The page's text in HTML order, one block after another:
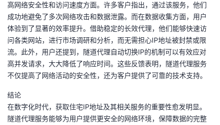
高网络安全性和访问速度方面。许多客户指出，通过该服务，他们
成功地避免了多次网络攻击和数据泄露。而在数据收集方面，用户
体验到了显著的效率提升。借助稳定的长效代理，他们能够快速访
问各类网站，进行市场调研和分析，而无需担心IP地址被封禁或限
流。此外，用户还提到，隧道代理自动切换IP的机制可以有效应对
高并发请求，大大降低了响应时间。这些反馈表明，隧道代理服务
不仅提高了网络活动的安全性，还为客户提供了可靠的技术支持。
结论
在数字化时代，获取住宅IP地址及其相关服务的重要性愈发明显。
隧道代理服务能够为用户提供更安全的网络环境，保障数据的完整